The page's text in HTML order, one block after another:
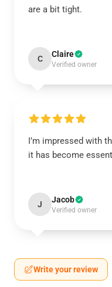
are a bit tight.
C Claire
Verified owner
I’m impressed with
it has become
J Jacob
Verified owner
Write your review